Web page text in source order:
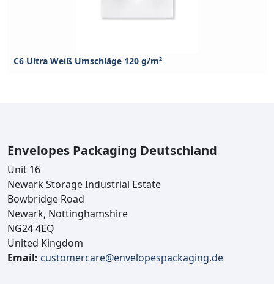
C6 Ultra Weiß Umschläge 120 g/m²
Envelopes Packaging Deutschland
Unit 16
Newark Storage Industrial Estate
Bowbridge Road
Newark, Nottinghamshire
NG24 4EQ
United Kingdom
Email: customercare@envelopespackaging.de